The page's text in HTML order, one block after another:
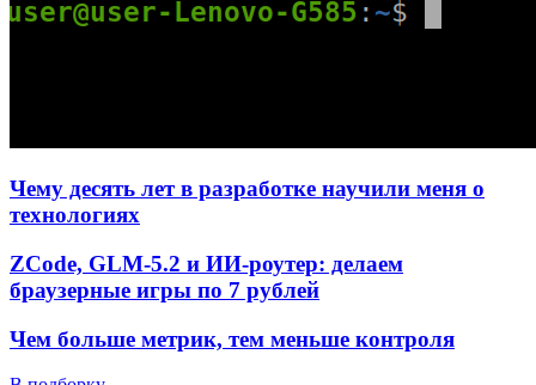
Чему десять лет в разработке научили меня о
технологиях
ZCode, GLM-5.2 и ИИ-роутер: делаем
браузерные игры по 7 рублей
Чем больше метрик, тем меньше контроля